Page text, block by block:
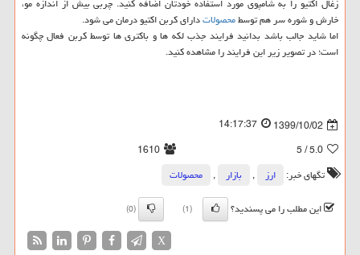
خارش و شوره سر هم توسطمحصولاتدارای کربن اکتیو درمان می شود.
اما شاید جالب باشد بدانید فرایند جذب لکه ها و باکتری ها توسط کربن فعال چگونه
است؛ در تصویر زیر این فرایند را مشاهده کنید.
1399/10/02
14:17:37
5.0
/ 5
1610
تگهای خبر:
ارز , بازار ,
محصولات
این مطلب را می پسندید؟
(1)
(0)
X